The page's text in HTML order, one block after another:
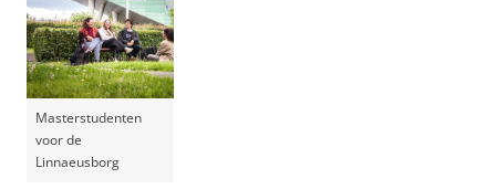
Masterstudenten
voor de
Linnaeusborg